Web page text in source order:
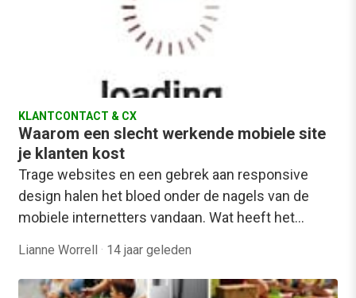
KLANTCONTACT & CX
Waarom een slecht werkende mobiele site
je klanten kost
Trage websites en een gebrek aan responsive
design halen het bloed onder de nagels van de
mobiele internetters vandaan. Wat heeft het…
Lianne Worrell · 14 jaar geleden